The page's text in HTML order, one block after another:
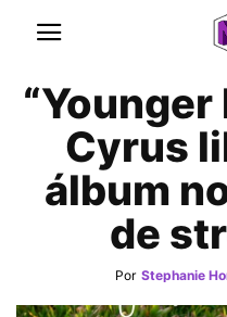
Cyrus
álbum
de
Por Stephanie